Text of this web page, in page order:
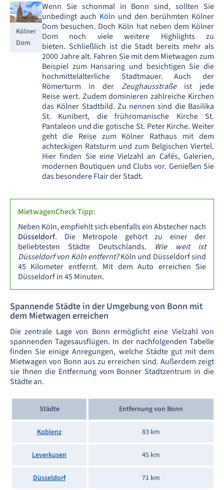
Kölner
Dom
Wenn Sie schonmal in Bonn sind, sollten Sie
unbedingt auch Köln und den berühmten Kölner
Dom besuchen. Doch Köln hat neben dem Kölner
Dom noch viele weitere Highlights zu
bieten. Schließlich ist die Stadt bereits mehr als
2000 Jahre alt. Fahren Sie mit dem Mietwagen zum
Beispiel zum Hansaring und besichtigen Sie die
hochmittelalterliche Stadtmauer. Auch der
Römerturm in der Zeughausstraßeist jede
Reise wert. Zudem dominieren zahlreiche Kirchen
das Kölner Stadtbild. Zu nennen sind die Basilika
St. Kunibert, die frühromanische Kirche St.
Pantaleon und die gotische St. Peter Kirche. Weiter
geht die Reise zum Kölner Rathaus mit dem
achteckigen Ratsturm und zum Belgischen Viertel.
Hier finden Sie eine Vielzahl an Cafés, Galerien,
modernen Boutiquen und Clubs vor. Genießen Sie
das besondere Flair der Stadt.
MietwagenCheck Tipp:
Neben Köln, empfiehlt sich ebenfalls ein Abstecher nach
Düsseldorf. Die Metropole gehört zu einer der
beliebtesten Städte Deutschlands. Wie weit ist
Düsseldorf von Köln entfernt?Köln und Düsseldorf sind
45 Kilometer entfernt. Mit dem Auto erreichen Sie
Düsseldorf in 45 Minuten.
Spannende Städte in der Umgebung von Bonn mit
dem Mietwagen erreichen
Die zentrale Lage von Bonn ermöglicht eine Vielzahl von
spannenden Tagesausflügen. In der nachfolgenden Tabelle
finden Sie einige Anregungen, welche Städte gut mit dem
Mietwagen von Bonn aus zu erreichen sind. Außerdem zeigt
sie Ihnen die Entfernung vom Bonner Stadtzentrum in die
Städte an.
Städte Entfernung von Bonn
Koblenz 83 km
Leverkusen 45 km
Düsseldorf 71 km